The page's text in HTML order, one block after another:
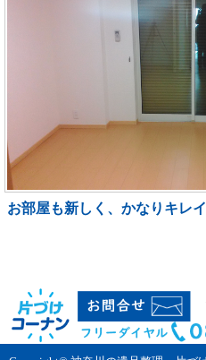
お部屋も新しく、かなりキレ